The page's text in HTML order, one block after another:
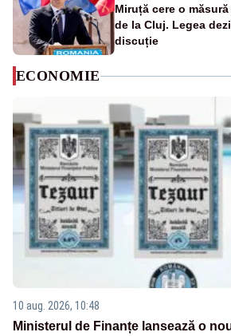
Miruță cere o
de la Cluj. Legea
discuție
ECONOMIE
10 aug. 2026, 10:48
Ministerul de Finanțe lansează o